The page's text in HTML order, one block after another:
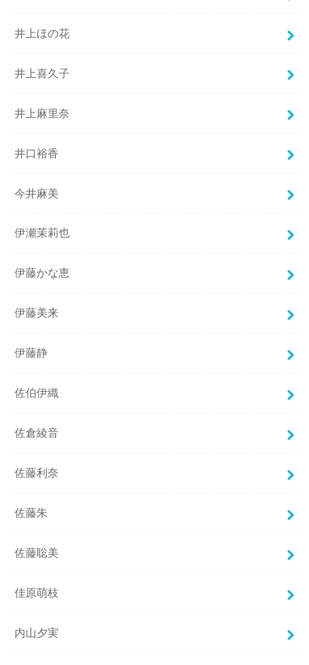
井上ほの花
井上喜久子
井上麻里奈
井口裕香
今井麻美
伊瀬茉莉也
伊藤かな恵
伊藤美来
伊藤静
佐伯伊織
佐倉綾音
佐藤利奈
佐藤朱
佐藤聡美
佳原萌枝
内山夕実